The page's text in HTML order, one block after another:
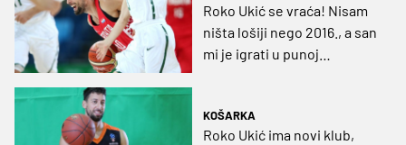
Roko Ukić se vraća! Nisam
ništa lošiji nego 2016., a san
mi je igrati u punoj
KOŠARKA
Roko Ukić ima novi klub,